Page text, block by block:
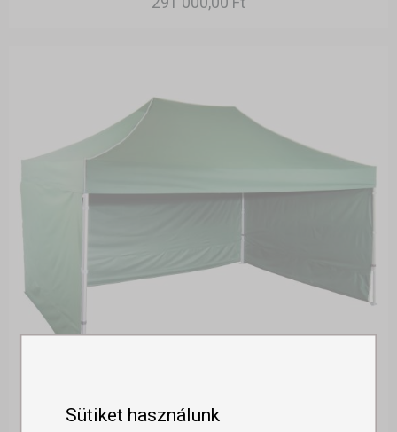
Sütiket használunk